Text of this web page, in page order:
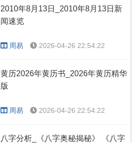
2010年8月13日_2010年8月13日新
闻速览
周易 2026-04-26 22:54:22
黄历2026年黄历书_2026年黄历精华
版
周易 2026-04-26 22:54:22
八字分析_《八字奥秘揭秘》 《八字